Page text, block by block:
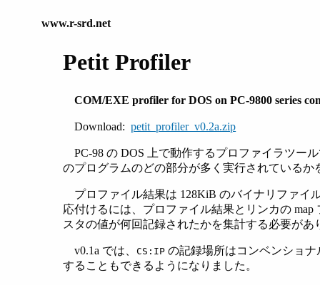
www.r-srd.net
Petit Profiler
COM/EXE profiler for DOS on PC-9800 series
Download:petit_profiler_v0.2a.zip
PC-98 の DOS 上で動作するプロファイラツー
のプログラムのどの部分が多く実行されているか
プロファイル結果は 128KiB のバイナリファイ
応付けるには、プロファイル結果とリンカの
スタの値が何回記録されたかを集計する必要があ
v0.1a では、CS:IP の記録場所はコンベンショ
することもできるようになりました。